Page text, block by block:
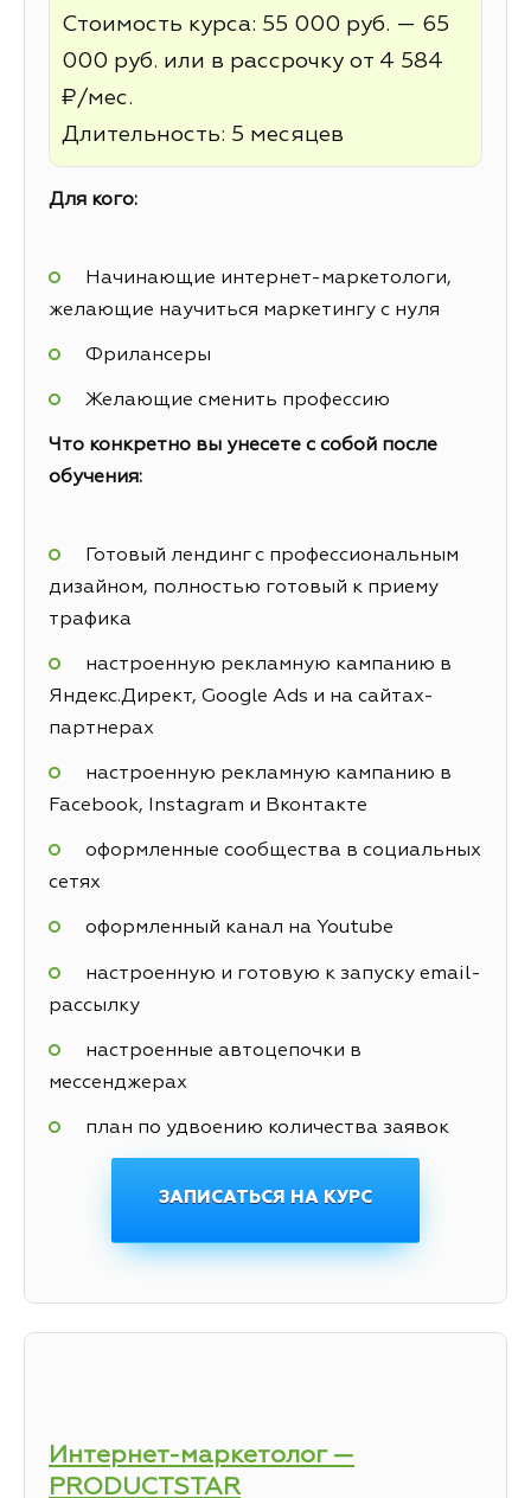
Стоимость курса: 55 000 руб. — 65
000 руб. или в рассрочку от 4 584
₽/мес.
Длительность: 5 месяцев
Для кого:
Начинающие интернет-маркетологи,
желающие научиться маркетингу с нуля
Фрилансеры
Желающие сменить профессию
Что конкретно вы унесете с собой после
обучения:
Готовый лендинг с профессиональным
дизайном, полностью готовый к приему
трафика
настроенную рекламную кампанию в
Яндекс.Директ, Google Ads и на сайтах-
партнерах
настроенную рекламную кампанию в
Facebook, Instagram и Вконтакте
оформленные сообщества в социальных
сетях
оформленный канал на Youtube
настроенную и готовую к запуску email-
рассылку
настроенные автоцепочки в
мессенджерах
план по удвоению количества заявок
ЗАПИСАТЬСЯ НА КУРС
Интернет-маркетолог —
PRODUCTSTAR